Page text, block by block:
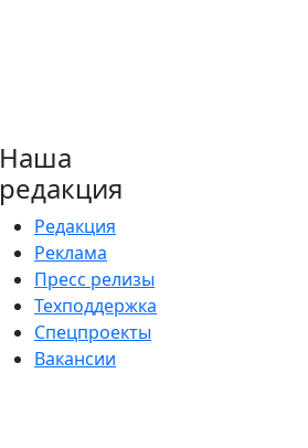
Наша
редакция
Редакция
Реклама
Пресс релизы
Техподдержка
Спецпроекты
Вакансии